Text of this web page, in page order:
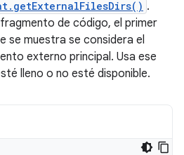
.
de código, el primer
se muestra se considera el
externo principal. Usa ese
lleno o no esté disponible.